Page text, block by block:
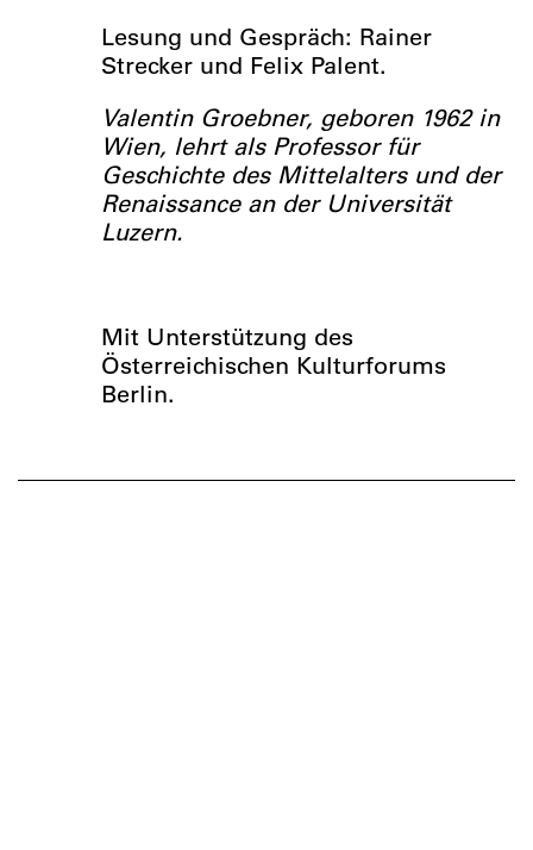
Lesung und Gespräch: Rainer
Strecker und Felix Palent.
Valentin Groebner, geboren 1962 in
Wien, lehrt als Professor für
Geschichte des Mittelalters und der
Renaissance an der Universität
Luzern.
Mit Unterstützung des
Österreichischen Kulturforums
Berlin.